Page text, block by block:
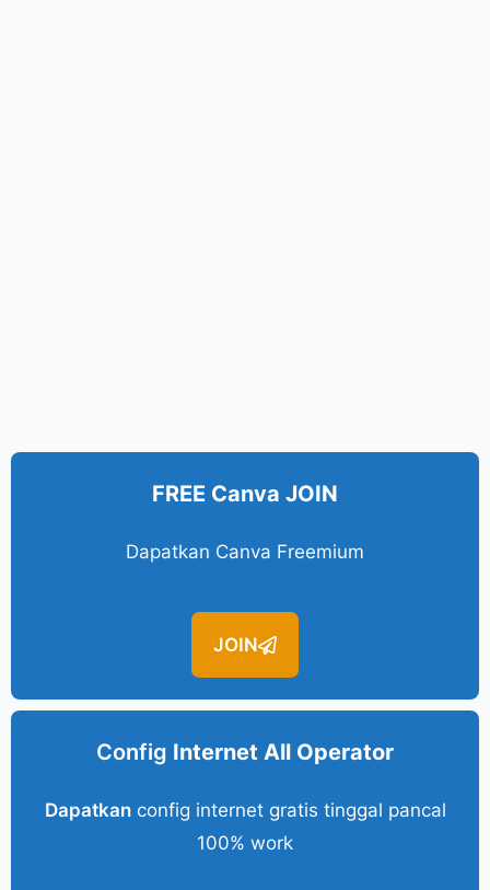
FREE Canva JOIN
Dapatkan Canva Freemium
JOIN
Config Internet All Operator
Dapatkanconfig internet gratis tinggal pancal
100% work